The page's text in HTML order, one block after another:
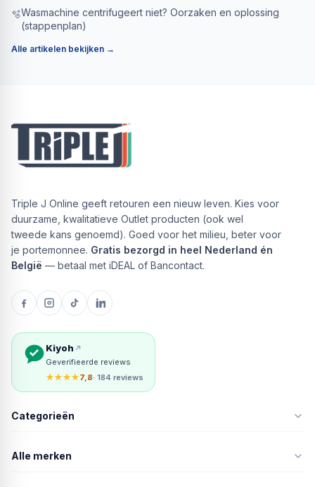
🫧Wasmachine centrifugeert niet? Oorzaken en oplossing
(stappenplan)
Alle artikelen bekijken →
Triple J Online geeft retouren een nieuw leven. Kies voor
duurzame, kwalitatieve Outlet producten (ook wel
tweede kans genoemd). Goed voor het milieu, beter voor
je portemonnee. Gratis bezorgd in heel Nederland én
België — betaal met iDEAL of Bancontact.
Kiyoh
Geverifieerde reviews
★★★★7,8· 184 reviews
Categorieën
Alle merken